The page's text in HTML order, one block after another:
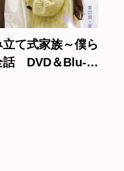
て式家族～僕ら
話 DVD＆Blu-